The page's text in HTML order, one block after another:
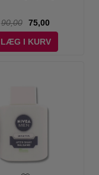
90,00
75,00
LÆG I KURV